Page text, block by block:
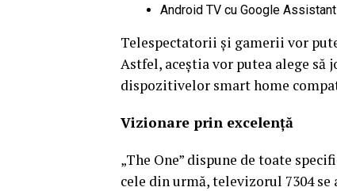
Android TV cu Google
Telespectatorii și gamerii vor
Astfel, aceștia vor putea alege să
dispozitivelor smart home
Vizionare prin excelență
„The One” dispune de toate
cele din urmă, televizorul 7304